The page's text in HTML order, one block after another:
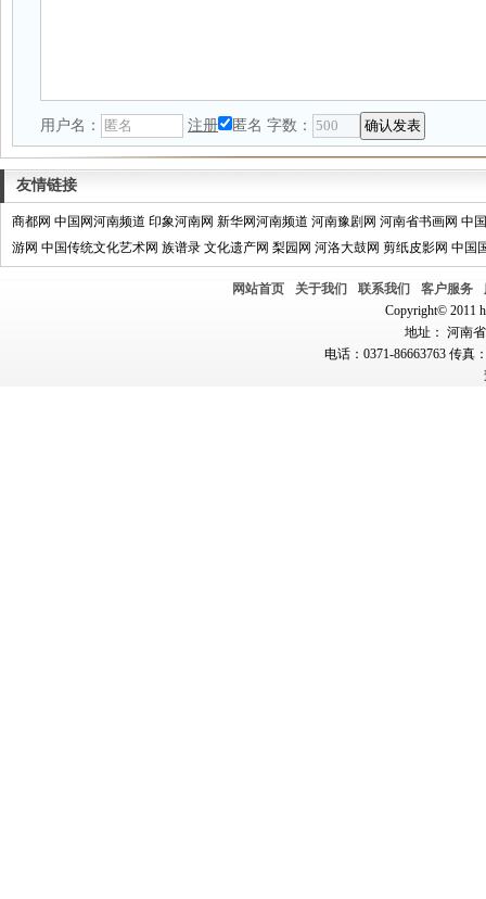
用户名： 注册 匿名 字数：
友情链接
商都网 中国网河南频道 印象河南网 新华网河南频道 河南豫剧网 河南省书画网 中
游网 中国传统文化艺术网 族谱录 文化遗产网 梨园网 河洛大鼓网 剪纸皮影网 中国
网站首页 关于我们 联系我们 客户服务
Copyright© 2011
地址： 河南
电话：0371-86663763 传真